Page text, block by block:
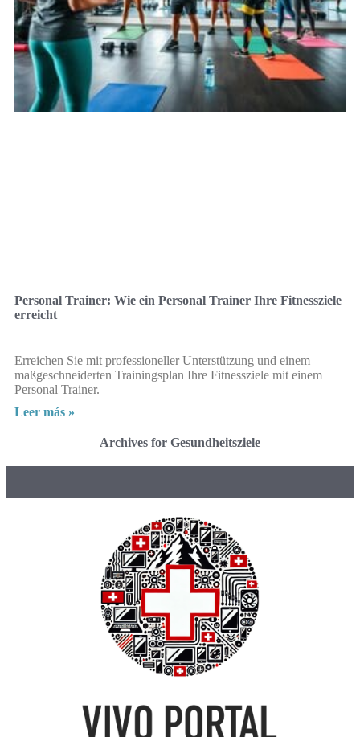
Personal Trainer: Wie ein Personal Trainer Ihre Fitnessziele
erreicht
Erreichen Sie mit professioneller Unterstützung und einem
maßgeschneiderten Trainingsplan Ihre Fitnessziele mit einem
Personal Trainer.
Leer más »
Archives for Gesundheitsziele